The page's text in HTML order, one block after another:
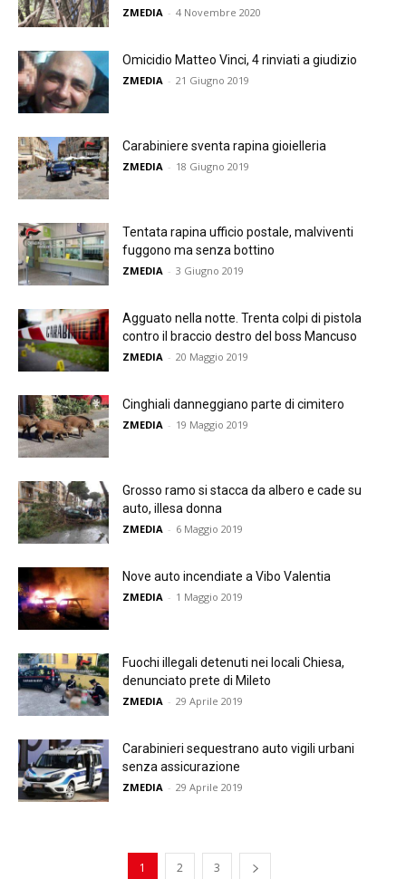
ZMEDIA - 4 Novembre 2020
Omicidio Matteo Vinci, 4 rinviati a giudizio
ZMEDIA - 21 Giugno 2019
Carabiniere sventa rapina gioielleria
ZMEDIA - 18 Giugno 2019
Tentata rapina ufficio postale, malviventi
fuggono ma senza bottino
ZMEDIA - 3 Giugno 2019
Agguato nella notte. Trenta colpi di pistola
contro il braccio destro del boss Mancuso
ZMEDIA - 20 Maggio 2019
Cinghiali danneggiano parte di cimitero
ZMEDIA - 19 Maggio 2019
Grosso ramo si stacca da albero e cade su
auto, illesa donna
ZMEDIA - 6 Maggio 2019
Nove auto incendiate a Vibo Valentia
ZMEDIA - 1 Maggio 2019
Fuochi illegali detenuti nei locali Chiesa,
denunciato prete di Mileto
ZMEDIA - 29 Aprile 2019
Carabinieri sequestrano auto vigili urbani
senza assicurazione
ZMEDIA - 29 Aprile 2019
1 2 3